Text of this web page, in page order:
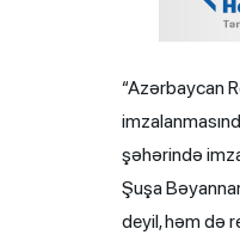
“Azərbaycan
şəhərində
Şuşa
deyil, həm də